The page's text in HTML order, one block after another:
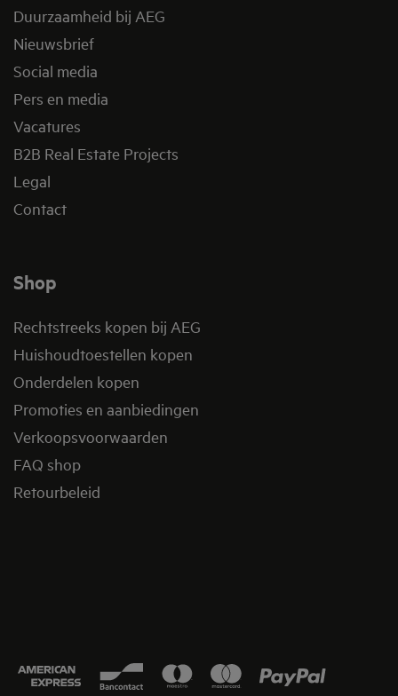
Duurzaamheid bij AEG
Nieuwsbrief
Social media
Pers en media
Vacatures
B2B Real Estate Projects
Legal
Contact
Shop
Rechtstreeks kopen bij AEG
Huishoudtoestellen kopen
Onderdelen kopen
Promoties en aanbiedingen
Verkoopsvoorwaarden
FAQ shop
Retourbeleid​